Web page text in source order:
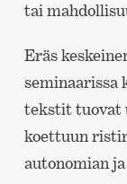
tai
Eräs
seminaarissa
tekstit tuovat
koettuun
autonomian